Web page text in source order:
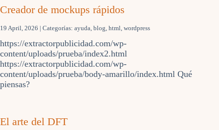
Creador de mockups rápidos
19 April, 2026 | Categorías: ayuda blog html wordpress
https://extractorpublicidad.com/wp-
content/uploads/prueba/index2.html
https://extractorpublicidad.com/wp-
content/uploads/prueba/body-amarillo/index.html Qué
piensas?
El arte del DFT